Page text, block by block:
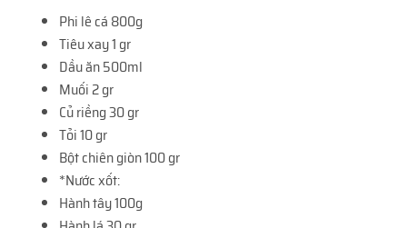
Phi lê cá 800g
Tiêu xay 1 gr
Dầu ăn 500ml
Muối 2 gr
Củ riềng 30 gr
Tỏi 10 gr
Bột chiên giòn 100 gr
*Nước xốt:
Hành tây 100g